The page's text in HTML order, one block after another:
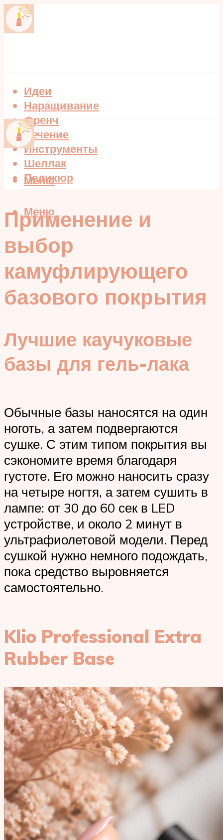
Идеи
Наращивание
Френч
Лечение
Инструменты
Шеллак
Педикюр
Меню
Меню
Применение и
выбор
камуфлирующего
базового покрытия
Лучшие каучуковые
базы для гель-лака
Обычные базы наносятся на один
ноготь, а затем подвергаются
сушке. С этим типом покрытия вы
сэкономите время благодаря
густоте. Его можно наносить сразу
на четыре ногтя, а затем сушить в
лампе: от 30 до 60 сек в LED
устройстве, и около 2 минут в
ультрафиолетовой модели. Перед
сушкой нужно немного подождать,
пока средство выровняется
самостоятельно.
Klio Professional Extra
Rubber Base